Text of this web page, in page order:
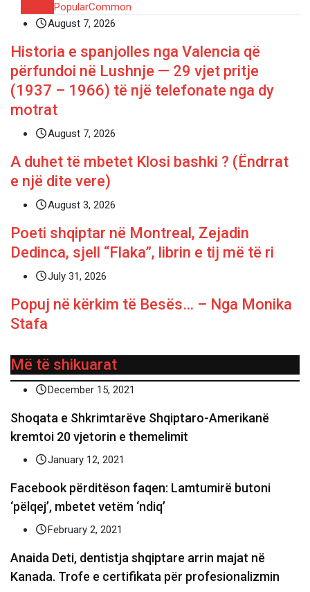
PopularCommon
August 7, 2026
Historia e spanjolles nga Valencia që
përfundoi në Lushnje — 29 vjet pritje
(1937 – 1966) të një telefonate nga dy
motrat
August 7, 2026
A duhet të mbetet Klosi bashki ? (Ëndrrat
e një dite vere)
August 3, 2026
Poeti shqiptar në Montreal, Zejadin
Dedinca, sjell “Flaka”, librin e tij më të ri
July 31, 2026
Popuj në kërkim të Besës… – Nga Monika
Stafa
Më të shikuarat
December 15, 2021
Shoqata e Shkrimtarëve Shqiptaro-Amerikanë
kremtoi 20 vjetorin e themelimit
January 12, 2021
Facebook përditëson faqen: Lamtumirë butoni
‘pëlqej’, mbetet vetëm ‘ndiq’
February 2, 2021
Anaida Deti, dentistja shqiptare arrin majat në
Kanada. Trofe e certifikata për profesionalizmin